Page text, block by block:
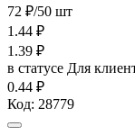
72 ₽/50 шт
1.44 ₽
1.39 ₽
в статусе Для
0.44 ₽
Код: 28779